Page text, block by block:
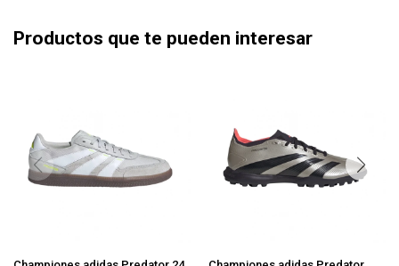
Productos que te pueden interesar